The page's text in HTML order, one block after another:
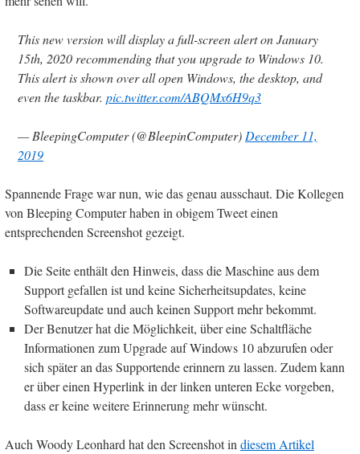
This new version will display a full-screen alert on January
15th, 2020 recommending that you upgrade to Windows 10.
This alert is shown over all open Windows, the desktop, and
even the taskbar. pic.twitter.com/ABQMx6H9q3
— BleepingComputer (@BleepinComputer)December 11,
2019
Spannende Frage war nun, wie das genau ausschaut. Die Kollegen
von Bleeping Computer haben in obigem Tweet einen
entsprechenden Screenshot gezeigt.
Die Seite enthält den Hinweis, dass die Maschine aus dem
Support gefallen ist und keine Sicherheitsupdates, keine
Softwareupdate und auch keinen Support mehr bekommt.
Der Benutzer hat die Möglichkeit, über eine Schaltfläche
Informationen zum Upgrade auf Windows 10 abzurufen oder
sich später an das Supportende erinnern zu lassen. Zudem kann
er über einen Hyperlink in der linken unteren Ecke vorgeben,
dass er keine weitere Erinnerung mehr wünscht.
Auch Woody Leonhard hat den Screenshot indiesem Artikel